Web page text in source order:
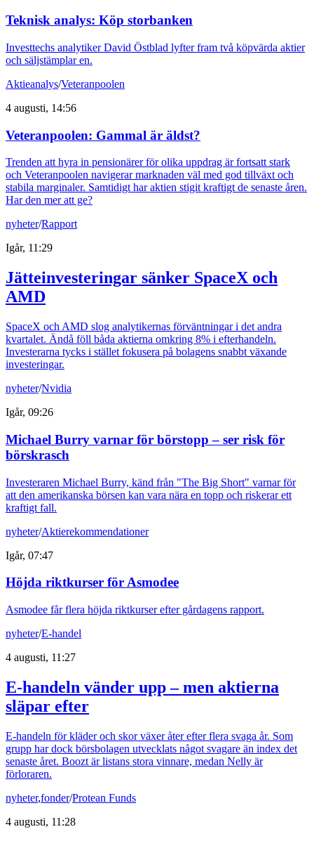
Teknisk analys: Köp storbanken
Investtechs analytiker David Östblad lyfter fram två köpvärda aktier
och säljstämplar en.
Aktieanalys/Veteranpoolen
4 augusti, 14:56
Veteranpoolen: Gammal är äldst?
Trenden att hyra in pensionärer för olika uppdrag är fortsatt stark
och Veteranpoolen navigerar marknaden väl med god tillväxt och
stabila marginaler. Samtidigt har aktien stigit kraftigt de senaste åren.
Har den mer att ge?
nyheter/Rapport
Igår, 11:29
Jätteinvesteringar sänker SpaceX och
AMD
SpaceX och AMD slog analytikernas förväntningar i det andra
kvartalet. Ändå föll båda aktierna omkring 8% i efterhandeln.
Investerarna tycks i stället fokusera på bolagens snabbt växande
investeringar.
nyheter/Nvidia
Igår, 09:26
Michael Burry varnar för börstopp – ser risk för
börskrasch
Investeraren Michael Burry, känd från "The Big Short" varnar för
att den amerikanska börsen kan vara nära en topp och riskerar ett
kraftigt fall.
nyheter/Aktierekommendationer
Igår, 07:47
Höjda riktkurser för Asmodee
Asmodee får flera höjda riktkurser efter gårdagens rapport.
nyheter/E-handel
4 augusti, 11:27
E-handeln vänder upp – men aktierna
släpar efter
E-handeln för kläder och skor växer åter efter flera svaga år. Som
grupp har dock börsbolagen utvecklats något svagare än index det
senaste året. Boozt är listans stora vinnare, medan Nelly är
förloraren.
nyheter,fonder/Protean Funds
4 augusti, 11:28